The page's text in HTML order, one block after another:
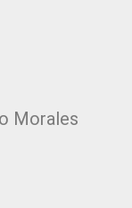
Morales